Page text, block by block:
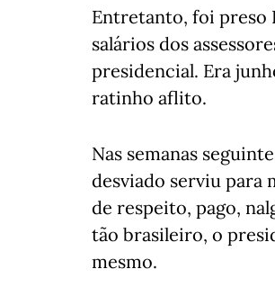
Entretanto, foi preso
salários dos
presidencial. Era
ratinho aflito.
Nas semanas
desviado serviu para
de respeito, pago,
tão brasileiro, o
mesmo.